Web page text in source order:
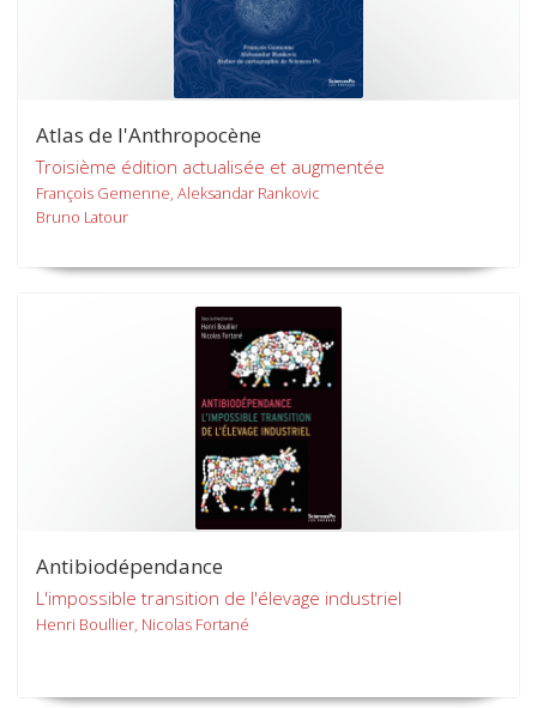
Atlas de l'Anthropocène
Troisième édition actualisée et augmentée
François Gemenne, Aleksandar Rankovic
Bruno Latour
Antibiodépendance
L'impossible transition de l'élevage industriel
Henri Boullier, Nicolas Fortané